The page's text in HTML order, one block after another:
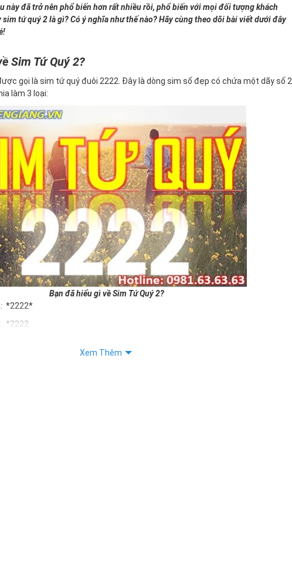
này đã trở nên phổ biến hơn rất nhiều rồi, phổ biến với mọi đối tượng khách
tứ quý 2 là gì? Có ý nghĩa như thế nào? Hãy cùng theo dõi bài viết dưới đây
Sim Tứ Quý 2?
gọi là sim tứ quý đuôi 2222. Đây là dòng sim số đẹp có chứa một dãy số 2
làm 3 loại:
Bạn đã hiểu gì về Sim Tứ Quý 2?
*2222*
*2222
Xem Thêm